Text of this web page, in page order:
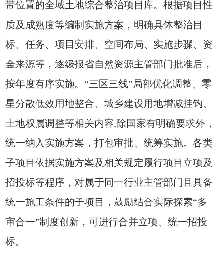
带位置的全域土地综合整治项目库。根据项目性
质及成熟度等编制实施方案，明确具体整治目
标、任务、项目安排、空间布局、实施步骤、资
金来源等，逐级报省自然资源主管部门批准后，
按年度有序实施。“三区三线”局部优化调整、零
星分散低效用地整合、城乡建设用地增减挂钩、
土地权属调整等相关内容,除国家有明确要求外，
统一纳入实施方案，打包审批、统筹实施。各类
子项目依据实施方案及相关规定履行项目立项及
招投标等程序，对属于同一行业主管部门且具备
统一施工条件的子项目，鼓励结合实际探索“多
审合一”制度创新，可进行合并立项、统一招投
标。